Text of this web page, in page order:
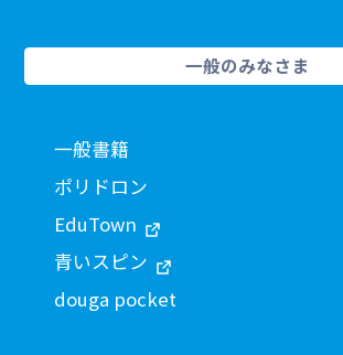
一般のみなさま
一般書籍
ポリドロン
EduTown
青いスピン
douga pocket